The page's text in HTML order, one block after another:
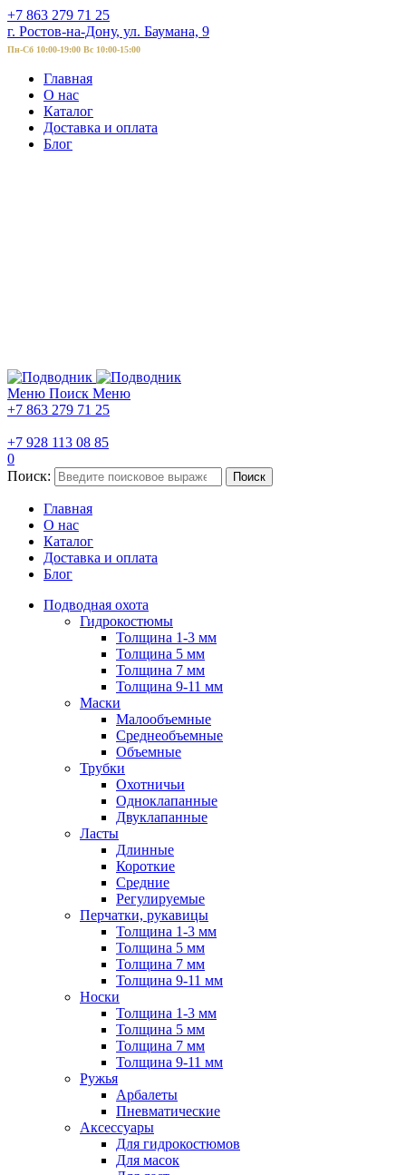
+7 863 279 71 25
г. Ростов-на-Дону, ул. Баумана, 9
Пн-Сб 10:00-19:00 Вс 10:00-15:00
Главная
О нас
Каталог
Доставка и оплата
Блог
Меню Поиск Меню
+7 863 279 71 25
+7 928 113 08 85
0
Поиск:
Поиск
Главная
О нас
Каталог
Доставка и оплата
Блог
Подводная охота
Гидрокостюмы
Толщина 1-3 мм
Толщина 5 мм
Толщина 7 мм
Толщина 9-11 мм
Маски
Малообъемные
Среднеобъемные
Объемные
Трубки
Охотничьи
Одноклапанные
Двуклапанные
Ласты
Длинные
Короткие
Средние
Регулируемые
Перчатки, рукавицы
Толщина 1-3 мм
Толщина 5 мм
Толщина 7 мм
Толщина 9-11 мм
Носки
Толщина 1-3 мм
Толщина 5 мм
Толщина 7 мм
Толщина 9-11 мм
Ружья
Арбалеты
Пневматические
Аксессуары
Для гидрокостюмов
Для масок